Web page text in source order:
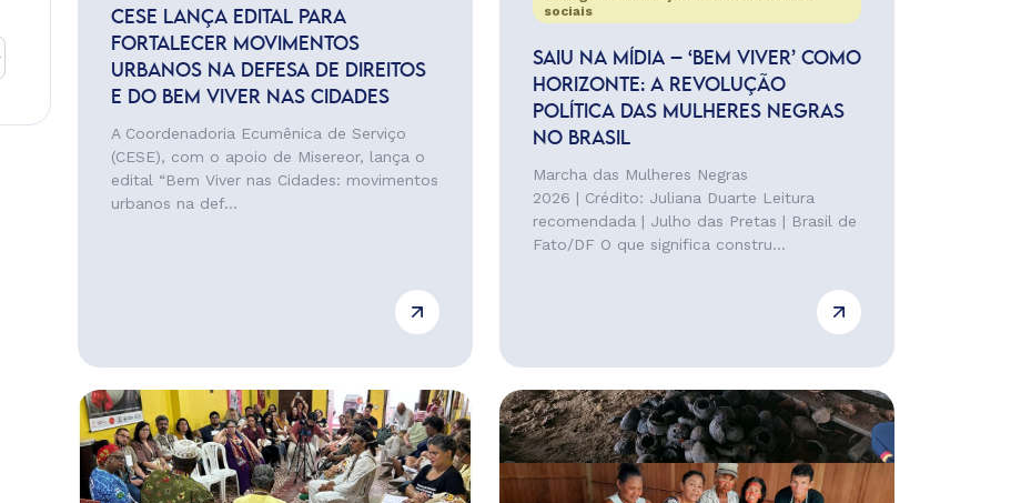
CESE LANÇA EDITAL PARA
FORTALECER MOVIMENTOS
URBANOS NA DEFESA DE DIREITOS
E DO BEM VIVER NAS CIDADES
A Coordenadoria Ecumênica de Serviço
(CESE), com o apoio de Misereor, lança o
edital “Bem Viver nas Cidades: movimentos
urbanos na def...
sociais
SAIU NA MÍDIA – ‘BEM VIVER’ COMO
HORIZONTE: A REVOLUÇÃO
POLÍTICA DAS MULHERES NEGRAS
NO BRASIL
Marcha das Mulheres Negras
2026 | Crédito: Juliana Duarte Leitura
recomendada | Julho das Pretas | Brasil de
Fato/DF O que significa constru...